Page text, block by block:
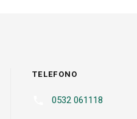
TELEFONO
0532 061118